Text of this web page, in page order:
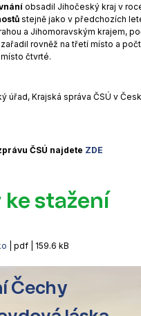
Čechy
obsadil Jihočeský kraj v
stejně jako v předchozích
a Jihomoravským krajem,
rovněž na třetí místo a
čtvrté.
úřad, Krajská správa ČSÚ v
ČSÚ najdete ZDE
stažení
| pdf | 159.6 kB